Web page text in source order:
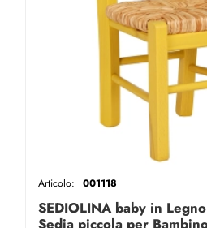
SEDIOLINA baby in
Articolo: 001118